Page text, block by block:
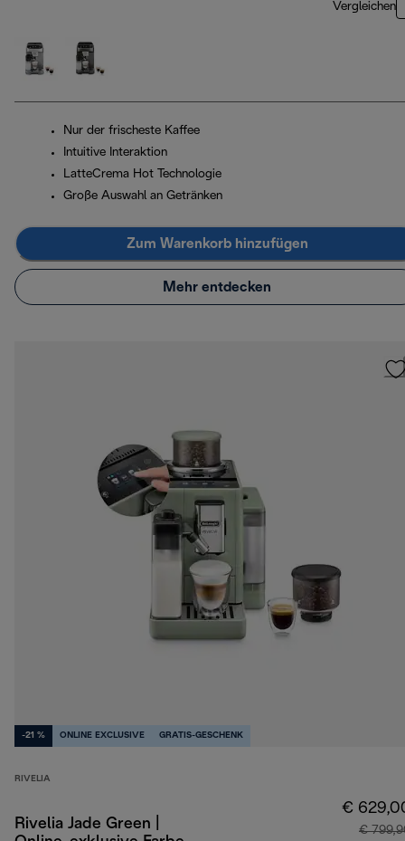
Vergleichen
Nur der frischeste Kaffee
Intuitive Interaktion
LatteCrema Hot Technologie
Große Auswahl an Getränken
Zum Warenkorb hinzufügen
Mehr entdecken
-21 % ONLINE EXCLUSIVE GRATIS-GESCHENK
RIVELIA
Rivelia Jade Green |
€
€